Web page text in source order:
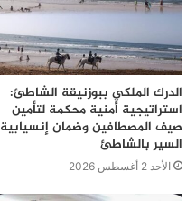
الدرك الملكي ببوزنيقة الشاطئ:
استراتيجية أمنية محكمة لتأمين
صيف المصطافين وضمان إنسيابية
السير بالشاطئ
الأحد 2 أغسطس 2026